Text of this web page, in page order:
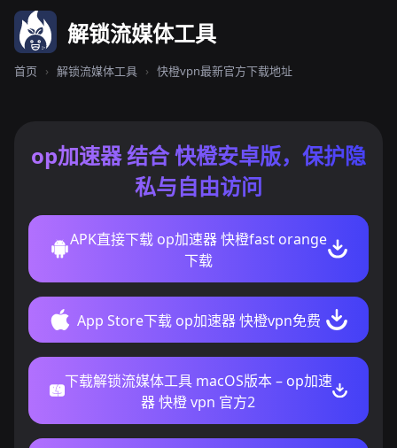
解锁流媒体工具
首页 › 解锁流媒体工具 › 快橙vpn最新官方下载地址
op加速器 结合 快橙安卓版，保护隐
私与自由访问
APK直接下载 op加速器 快橙fast orange
下载
App Store下载 op加速器 快橙vpn免费
下载解锁流媒体工具 macOS版本 – op加速
器 快橙 vpn 官方2